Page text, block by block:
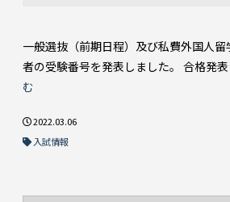
一般選抜（前期日程）及び私費外国人
者の受験番号を発表しました。 合格発表
む
2022.03.06
入試情報